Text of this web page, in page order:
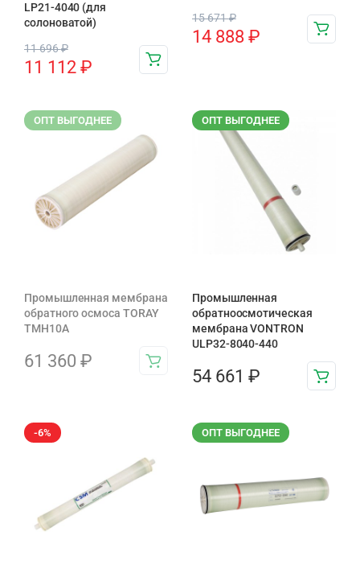
LP21-4040 (для
солоноватой)
11 696₽
11 112 ₽
15 671₽
14 888 ₽
ОПТ ВЫГОДНЕЕ
Промышленная мембрана
обратного осмоса TORAY
TMH10A
61 360 ₽
ОПТ ВЫГОДНЕЕ
Промышленная
обратноосмотическая
мембрана VONTRON
ULP32-8040-440
54 661 ₽
-6% ОПТ ВЫГОДНЕЕ